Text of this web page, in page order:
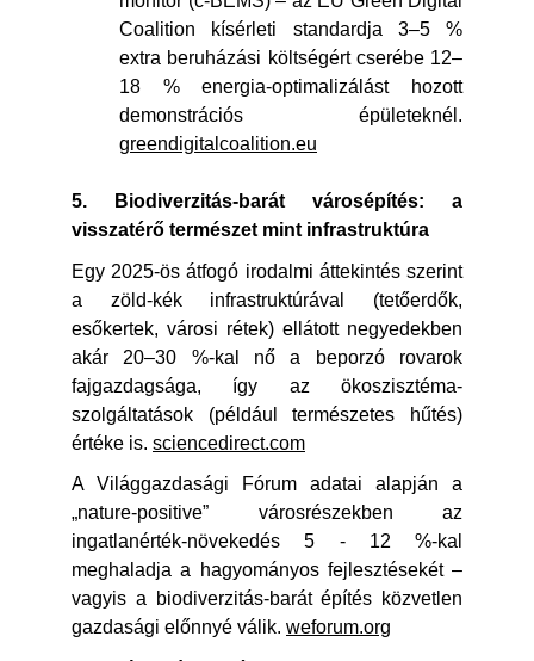
Coalition kísérleti standardja 3–5 %
extra beruházási költségért cserébe 12–
18 % energia-optimalizálást hozott
demonstrációs épületeknél.
greendigitalcoalition.eu
5. Biodiverzitás-barát városépítés: a
visszatérő természet mint infrastruktúra
Egy 2025-ös átfogó irodalmi áttekintés szerint
a zöld-kék infrastruktúrával (tetőerdők,
esőkertek, városi rétek) ellátott negyedekben
akár 20–30 %-kal nő a beporzó rovarok
fajgazdagsága, így az ökoszisztéma-
szolgáltatások (például természetes hűtés)
értéke is. sciencedirect.com
A Világgazdasági Fórum adatai alapján a
„nature-positive” városrészekben az
ingatlanérték-növekedés 5 - 12 %-kal
meghaladja a hagyományos fejlesztésekét –
vagyis a biodiverzitás-barát építés közvetlen
gazdasági előnnyé válik. weforum.org